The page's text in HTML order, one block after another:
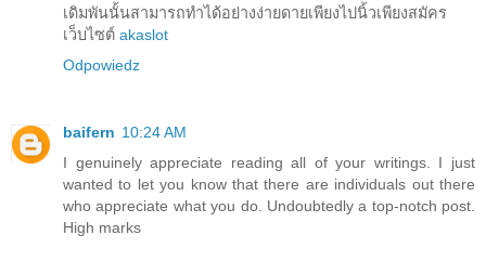
เดิมพันนั้นสามารถทำได้อย่างง่ายดายเพียงไปนิ้วเพียงสมัคร
เว็บไซต์ akaslot
Odpowiedz
baifern 10:24 AM
I genuinely appreciate reading all of your writings. I just
wanted to let you know that there are individuals out there
who appreciate what you do. Undoubtedly a top-notch post.
High marks